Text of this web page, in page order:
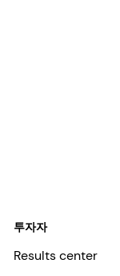
투자자
Results center